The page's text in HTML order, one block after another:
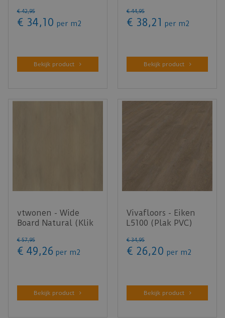
€ 42,95
€ 34,10 per m2
Bekijk product
€ 44,95
€ 38,21 per m2
Bekijk product
vtwonen - Wide
Board Natural (Klik
€ 57,95
€ 49,26 per m2
Bekijk product
Vivafloors - Eiken
L5100 (Plak PVC)
€ 34,95
€ 26,20 per m2
Bekijk product